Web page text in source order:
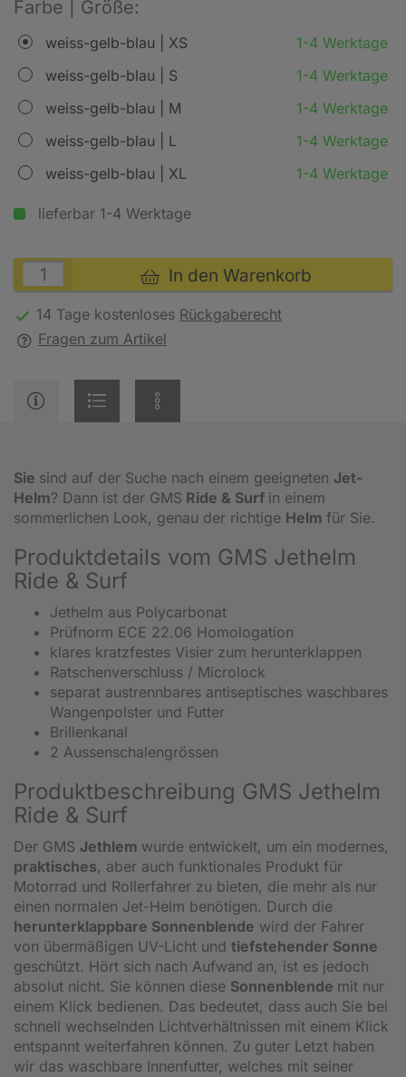
Farbe | Größe:
weiss-gelb-blau | XS
1-4 Werktage
weiss-gelb-blau | S
1-4 Werktage
weiss-gelb-blau | M
1-4 Werktage
weiss-gelb-blau | L
1-4 Werktage
weiss-gelb-blau | XL
1-4 Werktage
lieferbar 1-4 Werktage
In den Warenkorb
14 Tage kostenloses Rückgaberecht
Fragen zum Artikel
Sie sind auf der Suche nach einem geeigneten Jet-
Helm? Dann ist der GMS Ride & Surf in einem
sommerlichen Look, genau der richtige Helm für Sie.
Produktdetails vom GMS Jethelm
Ride & Surf
Jethelm aus Polycarbonat
Prüfnorm ECE 22.06 Homologation
klares kratzfestes Visier zum herunterklappen
Ratschenverschluss / Microlock
separat austrennbares antiseptisches waschbares
Wangenpolster und Futter
Brillenkanal
2 Aussenschalengrössen
Produktbeschreibung GMS Jethelm
Ride & Surf
Der GMS Jethlem wurde entwickelt, um ein modernes,
praktisches, aber auch funktionales Produkt für
Motorrad und Rollerfahrer zu bieten, die mehr als nur
einen normalen Jet-Helm benötigen. Durch die
herunterklappbare Sonnenblende wird der Fahrer
von übermäßigen UV-Licht und tiefstehender Sonne
geschützt. Hört sich nach Aufwand an, ist es jedoch
absolut nicht. Sie können diese Sonnenblende mit nur
einem Klick bedienen. Das bedeutet, dass auch Sie bei
schnell wechselnden Lichtverhältnissen mit einem Klick
entspannt weiterfahren können. Zu guter Letzt haben
wir das waschbare Innenfutter, welches mit seiner